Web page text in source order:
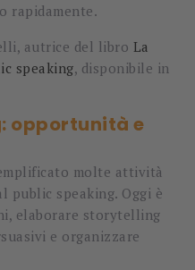
rapidamente.
, autrice del libro La
speaking, disponibile in
opportunità e
molte attività
public speaking. Oggi è
elaborare storytelling
e organizzare